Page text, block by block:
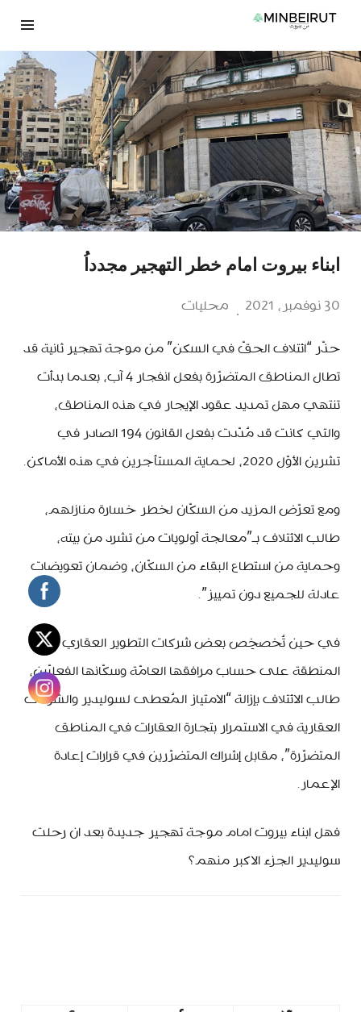
انتقل
المحتوى
ابناء بيروت امام خطر التهجير مجدداُ
30 نوفمبر، 2021 محليات
حذّر “ائتلاف الحقّ في السكن” من موجة تهجير ثانية قد
تطال المناطق المتضرّرة بفعل انفجار 4 آب، بعدما بدأت
تنتهي مهل تمديد عقود الإيجار في هذه المناطق،
والتي كانت قد مُدّدت بفعل القانون 194 الصادر في
تشرين الأوّل 2020، لحماية المستأجرين في هذه الأماكن.
ومع تعرّض المزيد من السكّان لخطر خسارة منازلهم،
طالب الائتلاف بـ”معالجة أولویات من تشرد من بیته،
وحمایة من استطاع البقاء من السكّان، وضمان تعويضات
عادلة للجميع دون تمييز”.
في حين تُخصخِص بعض شركات التطوير العقاري هُويّة
المنطقة على حساب مرافقها العامّة وسكّانها الفعليّين،
طالب الائتلاف بإزالة “الامتیاز المُعطى لسولیدیر والشركات
العقارية في الاستمرار بتجارة العقارات في المناطق
المتضرّرة”، مقابل إشراك المتضرّرين في قرارات إعادة
الإعمار.
فهل ابناء بيروت امام موجة تهجير جديدة بعد ان رحلت
سوليدير الجزء الاكبر منهم؟